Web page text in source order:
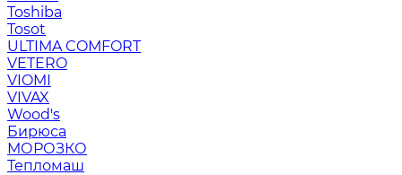
Toshiba
Tosot
ULTIMA COMFORT
VETERO
VIOMI
VIVAX
Wood's
Бирюса
МОРОЗКО
Тепломаш